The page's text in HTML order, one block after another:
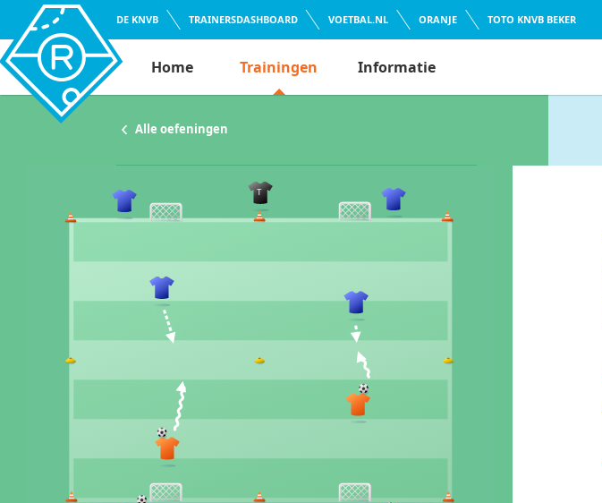
DE KNVB TRAINERSDASHBOARD VOETBAL.NL ORANJE TOTO KNVB BEKER
Home Trainingen Informatie
Alle oefeningen